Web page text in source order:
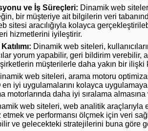
ve İş Süreçleri: Dinamik web
bir müşteriye ait bilgilerin veri
sitesi aracılığıyla kolayca
hizmetlerini iyileştirir.
Dinamik web siteleri,
yorum yapabilir, geri bildirim verebilir,
şirketlerin müşterilerle daha yakın bir ilişki
web siteleri, arama motoru
iyi uygulamalarını kolayca
motorlarında daha iyi sıralama
web siteleri, web analitik araçlarıyla
etmek ve performansı ölçmek için veri
ve gelecekteki stratejilerini buna göre